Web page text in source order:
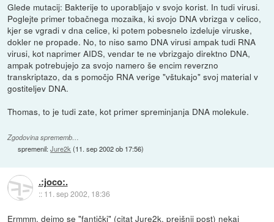
Glede mutacij: Bakterije to uporabljajo v svojo korist. In tudi virusi.
Poglejte primer tobačnega mozaika, ki svojo DNA vbrizga v celico,
kjer se vgradi v dna celice, ki potem pobesnelo izdeluje viruske,
dokler ne propade. No, to niso samo DNA virusi ampak tudi RNA
virusi, kot naprimer AIDS, vendar te ne vbrizgajo direktno DNA,
ampak potrebujejo za svojo namero še encim reverzno
transkriptazo, da s pomočjo RNA verige "vštukajo" svoj material v
gostiteljev DNA.
Thomas, to je tudi zate, kot primer spreminjanja DNA molekule.
Zgodovina sprememb…
spremenil:Jure2k (11. sep 2002 ob 17:56)
.:joco:.
:: 11. sep 2002, 18:36
Ermmm, dejmo se "fantički" (citat Jure2k, prejšnji post) nekaj